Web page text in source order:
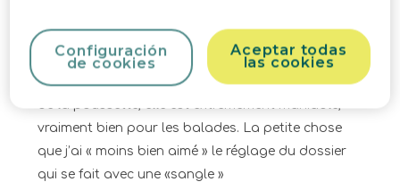
minutes c’est fait ! Les accessoires sont un plus,
petite tablette et le panier en dessous est
vraiment grand. Étonnée également de la légèreté
vraiment bien pour les balades. La petite chose
que j’ai « moins bien aimé » le réglage du dossier
qui se fait avec une «sangle »
Aceptar todas
las cookies
Configuración
de cookies